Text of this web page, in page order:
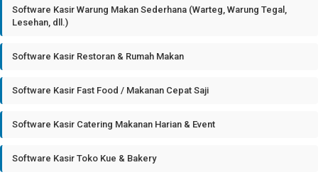
Software Kasir Warung Makan Sederhana (Warteg, Warung Tegal,
Lesehan, dll.)
Software Kasir Restoran & Rumah Makan
Software Kasir Fast Food / Makanan Cepat Saji
Software Kasir Catering Makanan Harian & Event
Software Kasir Toko Kue & Bakery